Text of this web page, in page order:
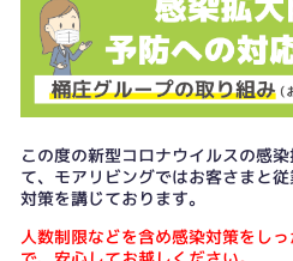
この度の新型コロナウイルスの感
て、モアリビングではお客さまと
対策を講じております。
人数制限などを含め感染対策をし